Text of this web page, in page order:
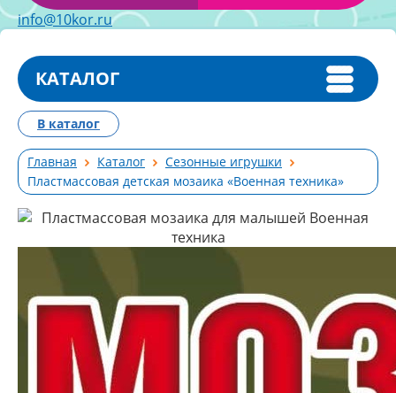
info@10kor.ru
КАТАЛОГ
Главная Каталог
Сезонные игрушки
Пластмассовая детская мозаика «Военная техника»
В каталог